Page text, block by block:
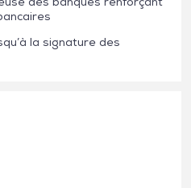
la signature des